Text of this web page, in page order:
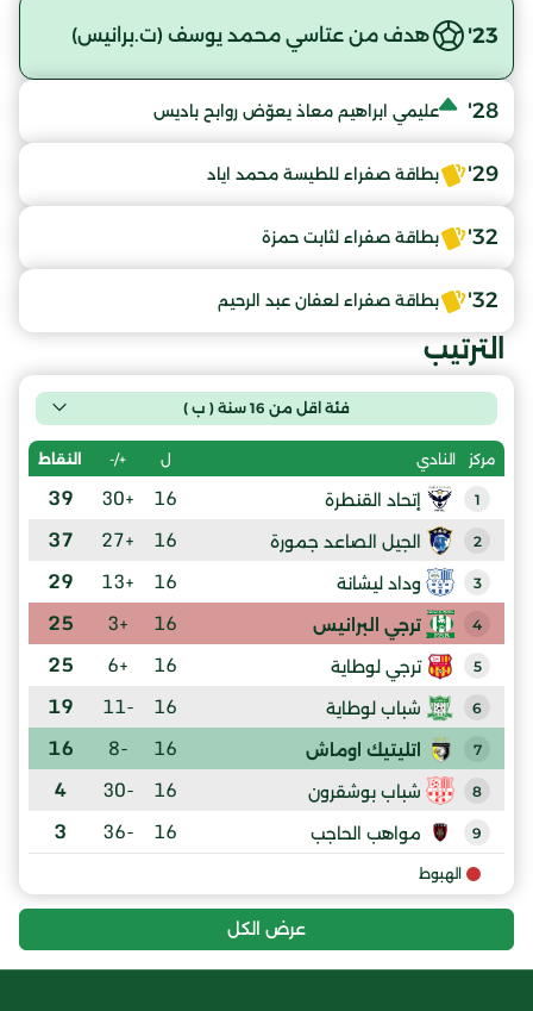
23' هدف من عتاسي محمد يوسف (ت.برانيس)
28' عليمي ابراهيم معاذ يعوّض روابح باديس
29' بطاقة صفراء للطيسة محمد اياد
32' بطاقة صفراء لثابت حمزة
32' بطاقة صفراء لعفان عبد الرحيم
الترتيب
فئة اقل من 16 سنة ( ب )
مركز النادي ل +/- النقاط
1 إتحاد القنطرة 16
+30
39
2 الجيل الصاعد جمورة 16
+27
37
3 وداد ليشانة 16
+13
29
4 ترجي البرانيس 16
+3
25
5 ترجي لوطاية 16
+6
25
6 شباب لوطاية 16
-11
19
7 اتليتيك اوماش 16
-8
16
8 شباب بوشقرون 16
-30
4
9 مواهب الحاجب 16
-36
3
الهبوط
عرض الكل